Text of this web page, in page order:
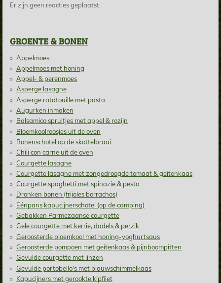
Er zijn geen reacties geplaatst.
GROENTE & BONEN
Appelmoes
Appelmoes met honing
Appel- & perenmoes
Asperge lasagne
Asperge ratatouille met pasta
Augurken inmaken
Balsamico spruitjes met appel & rozijn
Bloemkoolroosjes uit de oven
Bonenschotel op de skottelbraai
Chili con carne uit de oven
Courgette lasagne
Courgette lasagne met zongedroogde tomaat & geitenkaas
Courgette spaghetti met spinazie & pesto
Dronken bonen (frijoles borrachos)
Eénpans kapucijnerschotel (op de camping)
Gebakken Parmezaanse courgette
Gele courgette met kerrie, dadels & perzik
Geroosterde bloemkool met honing-yoghurtsaus
Geroosterde pompoen met geitenkaas & pijnboompitten
Gevulde courgette met linzen
Gevulde portobello's met blauwschimmelkaas
Kapucijners met gerookte kipfilet